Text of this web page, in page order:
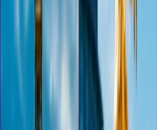
los detalles de contacto
elige la opcion de